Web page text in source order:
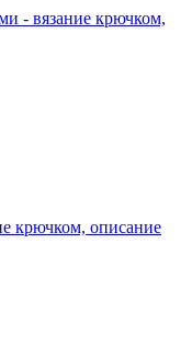
- вязание крючком,
крючком, описание